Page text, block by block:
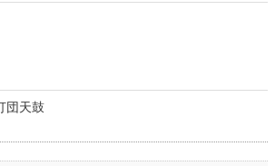
団天鼓